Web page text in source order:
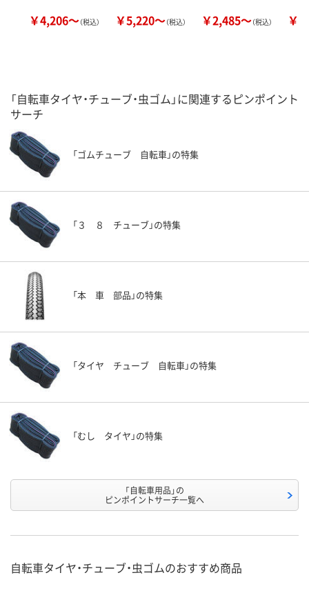
￥4,206～（税込） ￥5,220～（税込） ￥2,485～（税込） ￥
「自転車タイヤ・チューブ・虫ゴム」に関連するピンポイント
サーチ
「ゴムチューブ 自転車」の特集
「３ ８ チューブ」の特集
「本 車 部品」の特集
「タイヤ チューブ 自転車」の特集
「むし タイヤ」の特集
「自転車用品」の
ピンポイントサーチ一覧へ
自転車タイヤ・チューブ・虫ゴムのおすすめ商品